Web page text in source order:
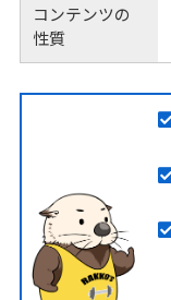
コンテンツの
性質